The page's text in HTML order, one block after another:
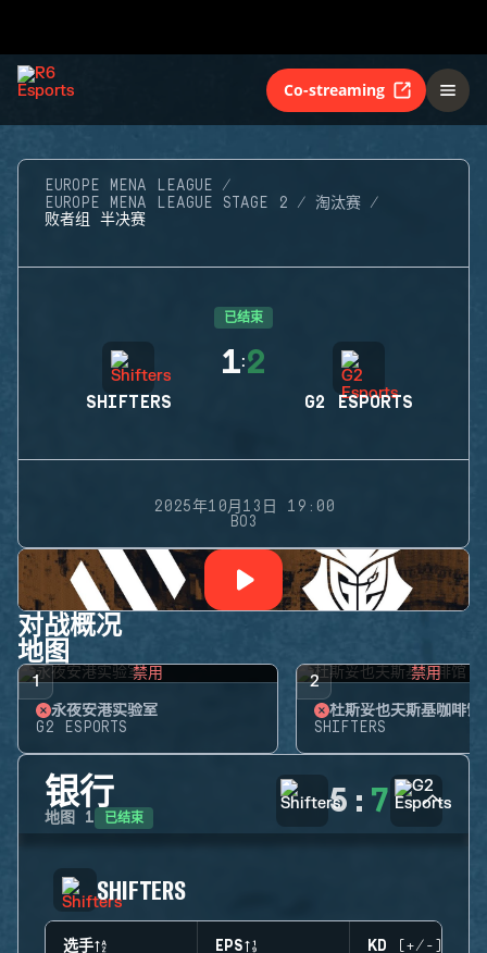
Co-streaming
EUROPE MENA LEAGUE
EUROPE MENA LEAGUE STAGE 2
淘汰赛
败者组 半决赛
已结束
SHIFTERS
1:2
G2 ESPORTS
2025年10月13日 19:00
BO3
对战概况
地图
1 禁用
永夜安港实验室
G2 ESPORTS
2 禁用
杜斯妥也夫斯基咖啡馆
SHIFTERS
银行
地图 1 已结束 5 : 7
SHIFTERS
选手 EPS KD (+/-)